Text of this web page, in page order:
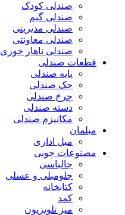
صندلی کودک
صندلی گیم
صندلی مدیریتی
صندلی معاونتی
صندلی ناهار خوری
قطعات صندلی
پایه صندلی
جک صندلی
چرخ صندلی
دسته صندلی
مکانیزم صندلی
مبلمان
مبل اداری
مصنوعات چوبی
جالباسی
جلومبلی و عسلی
کتابخانه
کمد
میز تلویزیون